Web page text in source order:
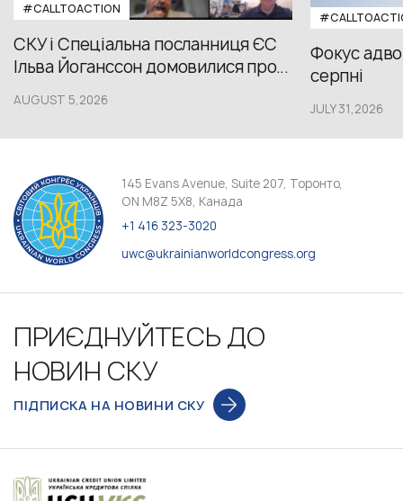
#CALLTOACTION
СКУ і Спеціальна посланниця ЄС
Ільва Йоганссон домовилися про...
AUGUST 5,2026
Фокус
серпні
JULY 31,2026
145 Evans Avenue, Suite 207, Торонто,
ON M8Z 5X8, Канада
+1 416 323-3020
uwc@ukrainianworldcongress.org
ПРИЄДНУЙТЕСЬ ДО
НОВИН СКУ
ПІДПИСКА НА НОВИНИ СКУ